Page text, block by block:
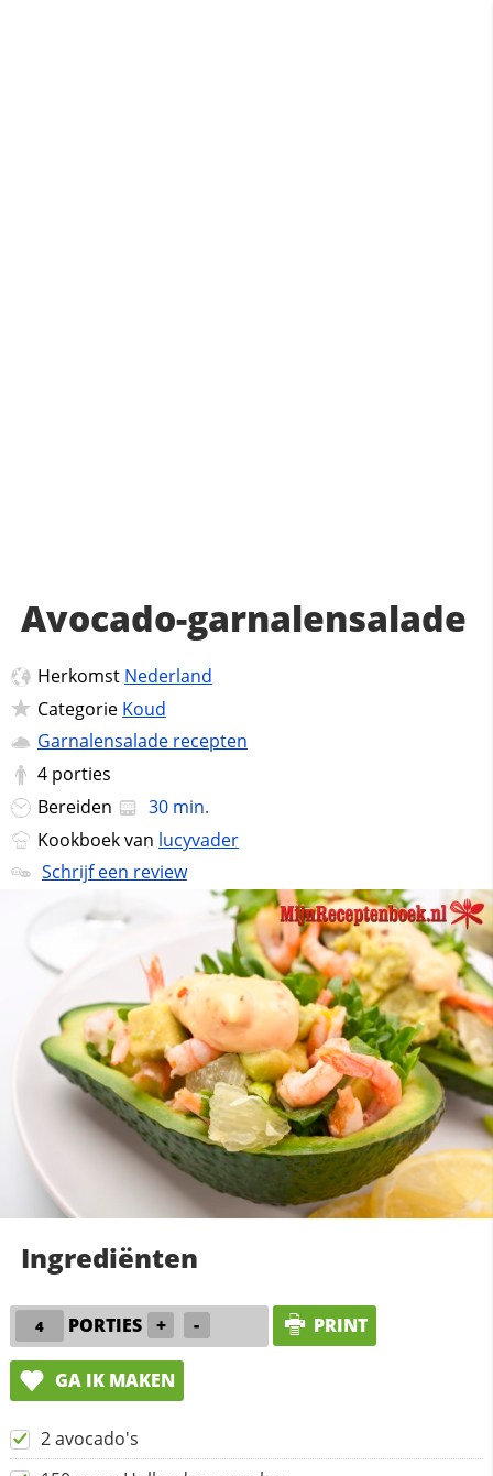
Avocado-garnalensalade
Herkomst Nederland
Categorie Koud
Garnalensalade recepten
4 porties
Bereiden
30 min.
Kookboek van lucyvader
Schrijf een review
Ingrediënten
PORTIES + - PRINT
GA IK MAKEN
2 avocado's